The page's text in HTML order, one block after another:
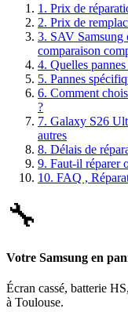
1. Prix de
2. Prix de
3. SAV Samsung
comparaison
4. Quelles
5. Pannes
6. Comment
?
7. Galaxy S26
autres
8. Délais de
9. Faut-il réparer
10. FAQ ,
🔧
Votre Samsung en
Écran cassé, batterie
à Toulouse.